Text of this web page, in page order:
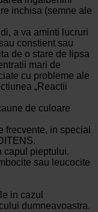
inchisa (semne ale
a va aminti lucruri
constient sau
de o stare de lipsa
mari de
cu probleme ale
„Reactii
de culoare
frecvente, in special
capul pieptului.
sau leucocite
in cazul
dumneavoastra.